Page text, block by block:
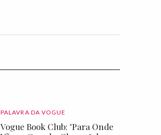
PALAVRA DA VOGUE
Vogue Book Club: "Para Onde